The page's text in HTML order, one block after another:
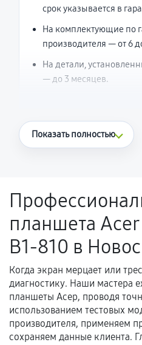
срок указывается в
На комплектующие по
производителя — от 6
На детали,
— до 3 месяцев.
Что считается
Поломка
нормальной
гарантийного срока.
Несоответствие
техническим
Документы для
гарантии
Показать полностью
планшета Acer
B1-810 в
Когда экран мерцает или
диагностику. Наши мастера
планшеты Асер, проводя
использованием тестовых
производителя, применяем
сохраняем данные клиента.